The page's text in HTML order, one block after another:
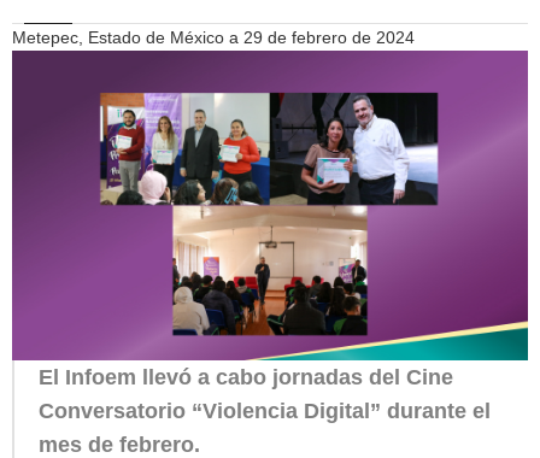
Metepec, Estado de México a 29 de febrero de 2024
El Infoem llevó a cabo jornadas del Cine
Conversatorio “Violencia Digital” durante el
mes de febrero.